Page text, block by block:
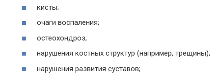
кисты;
очаги воспаления;
остеохондроз;
нарушения костных структур (например, трещины);
нарушения развития суставов;